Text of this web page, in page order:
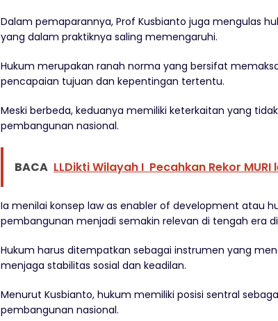
Dalam pemaparannya, Prof Kusbianto juga mengulas
yang dalam praktiknya saling memengaruhi.
Hukum merupakan ranah norma yang bersifat
pencapaian tujuan dan kepentingan tertentu.
Meski berbeda, keduanya memiliki keterkaitan yang
pembangunan nasional.
BACA LLDikti Wilayah I Pecahkan Rekor
Ia menilai konsep law as enabler of development atau
pembangunan menjadi semakin relevan di tengah era
Hukum harus ditempatkan sebagai instrumen yang
menjaga stabilitas sosial dan keadilan.
Menurut Kusbianto, hukum memiliki posisi sentral
pembangunan nasional.